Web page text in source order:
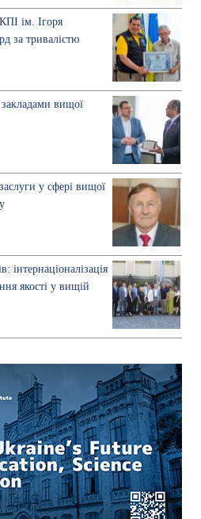
ім. Ігоря
за тривалістю
вищої
у сфері вищої
інтернаціоналізація
якості у вищій